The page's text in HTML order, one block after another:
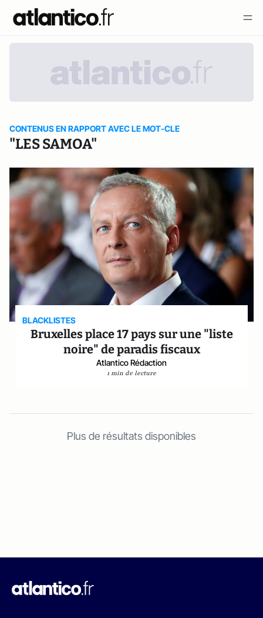
CONTENUS EN RAPPORT AVEC LE MOT-CLE
"LES SAMOA"
BLACKLISTES
Bruxelles place 17 pays sur une "liste
noire" de paradis fiscaux
Atlantico Rédaction
1 min de lecture
Plus de résultats disponibles